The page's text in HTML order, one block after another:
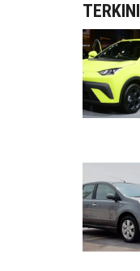
TERKINI